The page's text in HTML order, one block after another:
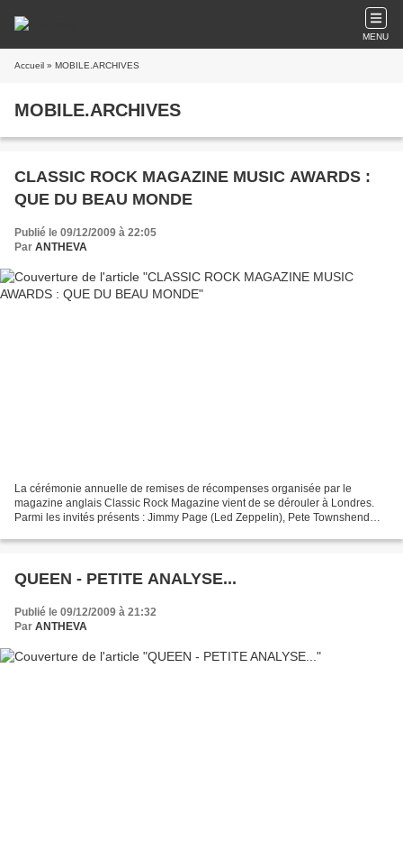
MENU
Accueil » MOBILE.ARCHIVES
MOBILE.ARCHIVES
CLASSIC ROCK MAGAZINE MUSIC AWARDS :
QUE DU BEAU MONDE
Publié le 09/12/2009 à 22:05
Par ANTHEVA
La cérémonie annuelle de remises de récompenses organisée par le
magazine anglais Classic Rock Magazine vient de se dérouler à Londres.
Parmi les invités présents : Jimmy Page (Led Zeppelin), Pete Townshend
QUEEN - PETITE ANALYSE...
Publié le 09/12/2009 à 21:32
Par ANTHEVA